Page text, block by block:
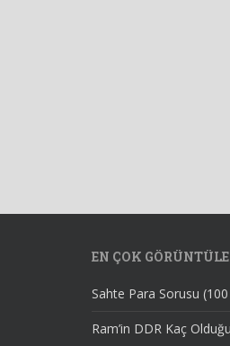
EN ÇOK
Sahte Para Sorusu
Ram’in DDR Kaç